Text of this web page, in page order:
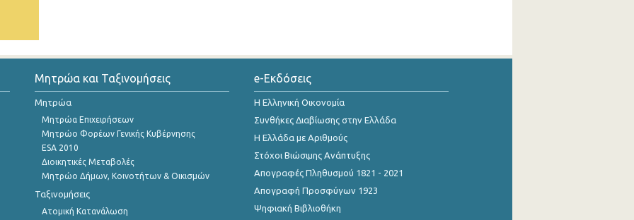
Μητρώα και Ταξινομήσεις
Μητρώα
Μητρώα Επιχειρήσεων
Μητρώο Φορέων Γενικής Κυβέρνησης
ESA 2010
Διοικητικές Μεταβολές
Μητρώο Δήμων, Κοινοτήτων & Οικισμών
Ταξινομήσεις
Ατομική Κατανάλωση
e-Εκδόσεις
Η Ελληνική Οικονομία
Συνθήκες Διαβίωσης στην Ελλάδα
Η Ελλάδα με Αριθμούς
Στόχοι Βιώσιμης Ανάπτυξης
Απογραφές Πληθυσμού 1821 - 2021
Απογραφή Προσφύγων 1923
Ψηφιακή Βιβλιοθήκη